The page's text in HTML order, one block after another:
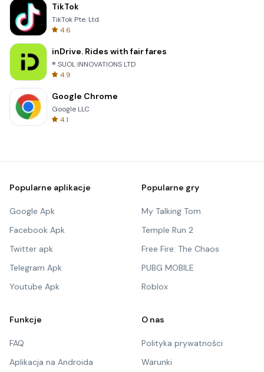
TikTok
TikTok Pte. Ltd.
4.6
inDrive. Rides with fair fares
® SUOL INNOVATIONS LTD
4.9
Google Chrome
Google LLC
4.1
Popularne aplikacje
Google Apk
Facebook Apk
Twitter apk
Telegram Apk
Youtube Apk
Popularne gry
My Talking Tom
Temple Run 2
Free Fire: The Chaos
PUBG MOBILE
Roblox
Funkcje
FAQ
Aplikacja na Androida
O nas
Polityka prywatności
Warunki